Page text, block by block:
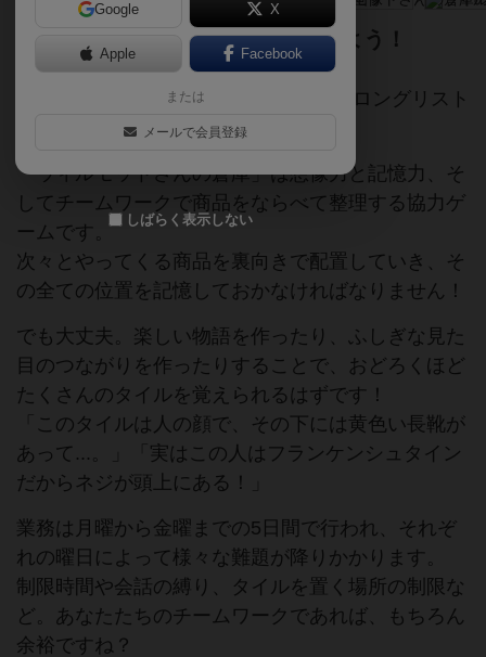
思いえがくチカラでタイルを覚えよう！
ドイツ年間ゲーム大賞2026、赤ポーンロングリスト
「ウィルモットさんの倉庫」は想像力と記憶力、そ
してチームワークで商品をならべて整理する協力ゲ
ームです。
次々とやってくる商品を裏向きで配置していき、そ
の全ての位置を記憶しておかなければなりません！
でも大丈夫。楽しい物語を作ったり、ふしぎな見た
目のつながりを作ったりすることで、おどろくほど
たくさんのタイルを覚えられるはずです！
「このタイルは人の顔で、その下には黄色い長靴が
あって...。」「実はこの人はフランケンシュタイン
だからネジが頭上にある！」
業務は月曜から金曜までの5日間で行われ、それぞ
れの曜日によって様々な難題が降りかかります。
制限時間や会話の縛り、タイルを置く場所の制限な
ど。あなたたちのチームワークであれば、もちろん
余裕ですね？
Google X
Apple Facebook
または
メールで会員登録
しばらく表示しない